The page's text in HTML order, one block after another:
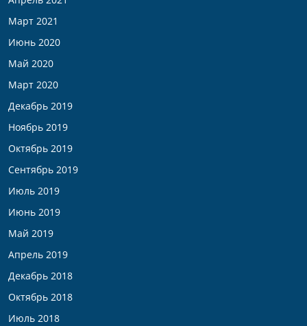
Март 2021
Июнь 2020
Май 2020
Март 2020
Декабрь 2019
Ноябрь 2019
Октябрь 2019
Сентябрь 2019
Июль 2019
Июнь 2019
Май 2019
Апрель 2019
Декабрь 2018
Октябрь 2018
Июль 2018